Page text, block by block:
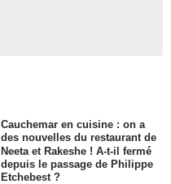
Cauchemar en cuisine : on a
des nouvelles du restaurant de
Neeta et Rakeshe ! A-t-il fermé
depuis le passage de Philippe
Etchebest ?